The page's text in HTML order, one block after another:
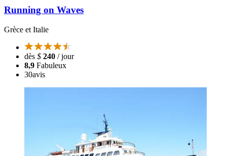
Running on Waves
Grèce et Italie
dès $ 240 / jour
8,9 Fabuleux
30avis